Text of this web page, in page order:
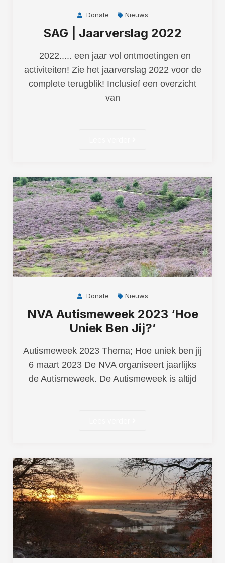
Donate Nieuws
SAG | Jaarverslag 2022
2022..... een jaar vol ontmoetingen en
activiteiten! Zie het jaarverslag 2022 voor de
complete terugblik! Inclusief een overzicht
van
Donate Nieuws
NVA Autismeweek 2023 ‘Hoe
Uniek Ben Jij?’
Autismeweek 2023 Thema; Hoe uniek ben jij
6 maart 2023 De NVA organiseert jaarlijks
de Autismeweek. De Autismeweek is altijd